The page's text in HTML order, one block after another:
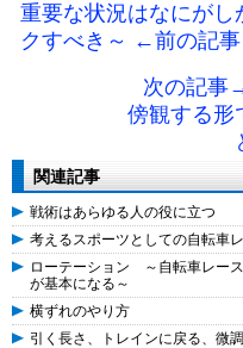
重要な状況はなにがし
クすべき～ ←前の記事
次の記事
傍観する形
関連記事
戦術はあらゆる人の役に立つ
考えるスポーツとしての自転車
ローテーション ～自転車レー
が基本になる～
横ずれのやり方
引く長さ、トレインに戻る、微